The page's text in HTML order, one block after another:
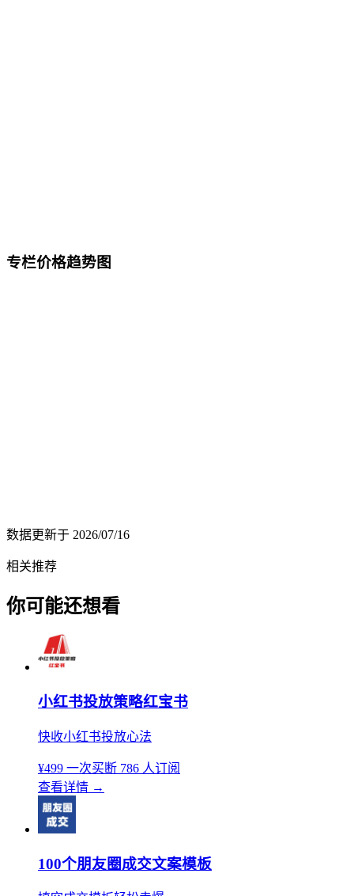
专栏价格趋势图
数据更新于 2026/07/16
相关推荐
你可能还想看
小红书投放策略红宝书
快收小红书投放心法
¥499 一次买断 786 人订阅
查看详情 →
100个朋友圈成交文案模板